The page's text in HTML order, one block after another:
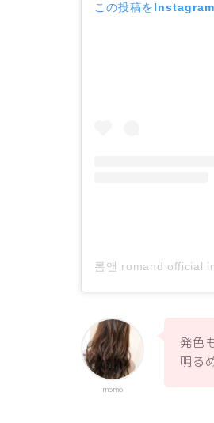
この投稿を
롬앤 romand official
momo
発色
明る